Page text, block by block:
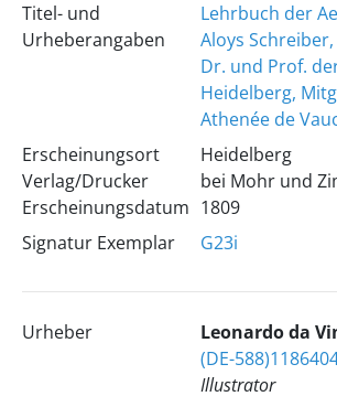
Titel- und
Urheberangaben
Lehrbuch der
Aloys
Dr. und Prof.
Heidelberg,
Athenée de
Erscheinungsort
Verlag/Drucker
Erscheinungsdatum
Heidelberg
bei Mohr und
1809
Signatur Exemplar
G23i
Urheber Leonardoda
(DE-
Illustrator